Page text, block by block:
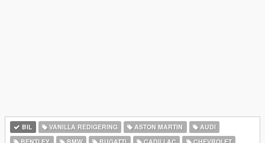
BIL VANILLA REDIGERING ASTON MARTIN
AUDI